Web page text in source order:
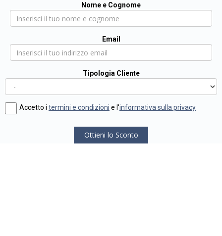
Nome e Cognome
Email
Tipologia Cliente
Accetto i termini e condizioni e l'informativa sulla privacy
Ottieni lo Sconto